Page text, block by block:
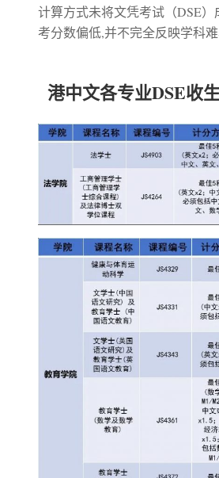
计算方式未将文凭考试（DSE
考分数偏低,并不完全反映学科难
港中文各专业DSE收